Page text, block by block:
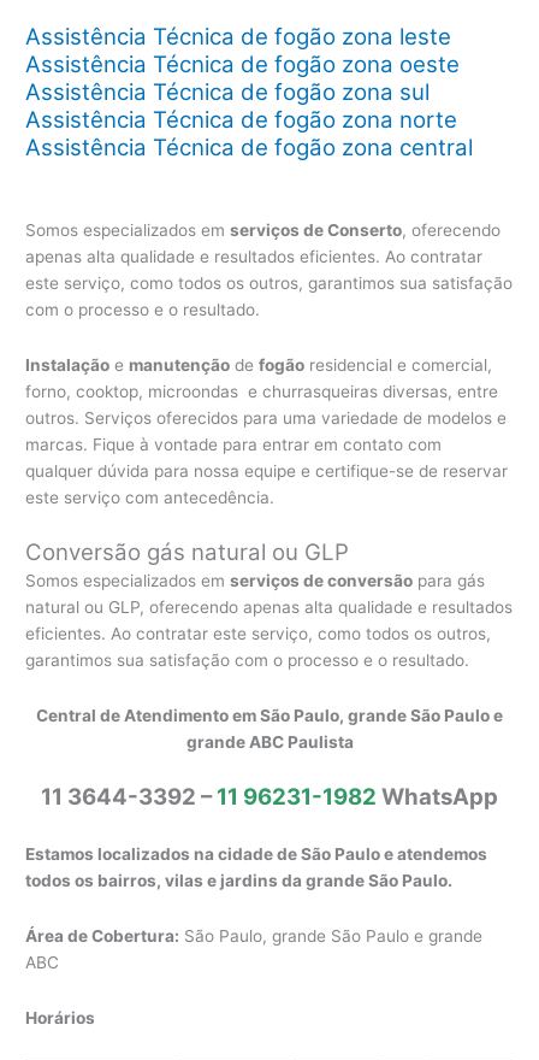
Assistência Técnica de fogão zona leste
Assistência Técnica de fogão zona oeste
Assistência Técnica de fogão zona sul
Assistência Técnica de fogão zona norte
Assistência Técnica de fogão zona central
Somos especializados emserviços de Conserto, oferecendo
apenas alta qualidade e resultados eficientes. Ao contratar
este serviço, como todos os outros, garantimos sua satisfação
com o processo e o resultado.
Instalação e manutenção defogão residencial e comercial,
forno, cooktop, microondas e churrasqueiras diversas, entre
outros. Serviços oferecidos para uma variedade de modelos e
marcas. Fique à vontade para entrar em contato com
qualquer dúvida para nossa equipe e certifique-se de reservar
este serviço com antecedência.
Conversão gás natural ou GLP
Somos especializados emserviços de conversão para gás
natural ou GLP, oferecendo apenas alta qualidade e resultados
eficientes. Ao contratar este serviço, como todos os outros,
garantimos sua satisfação com o processo e o resultado.
Central de Atendimento em São Paulo, grande São Paulo e
grande ABC Paulista
11 3644-3392 –11 96231-1982 WhatsApp
Estamos localizados na cidade de São Paulo e atendemos
todos os bairros, vilas e jardins da grande São Paulo.
Área de Cobertura: São Paulo, grande São Paulo e grande
ABC
Horários